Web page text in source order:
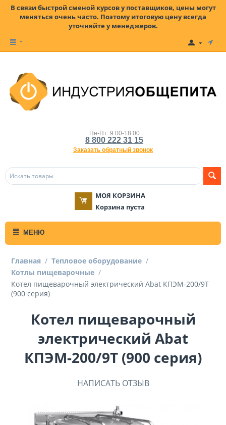
В связи быстрой сменой курсов у поставщиков, цены могут
меняться очень часто. Поэтому итоговую цену всегда
уточняйте у менеджеров.
Пн-Пт: 9:00-18:00
8 800 222 31 15
Заказать обратный звонок
МОЯ КОРЗИНА
Корзина пуста
МЕНЮ
Главная / Тепловое оборудование /
Котлы пищеварочные /
Котел пищеварочный электрический Abat КПЭМ-200/9Т
(900 серия)
Котел пищеварочный
электрический Abat
КПЭМ-200/9Т (900 серия)
НАПИСАТЬ ОТЗЫВ